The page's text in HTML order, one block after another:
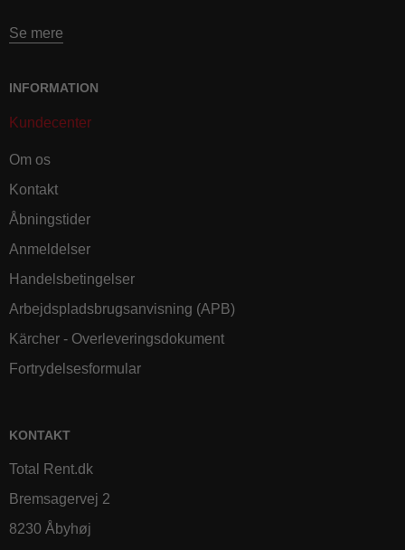
Se mere
INFORMATION
Kundecenter
Om os
Kontakt
Åbningstider
Anmeldelser
Handelsbetingelser
Arbejdspladsbrugsanvisning (APB)
Kärcher - Overleveringsdokument
Fortrydelsesformular
KONTAKT
Total Rent.dk
Bremsagervej 2
8230 Åbyhøj